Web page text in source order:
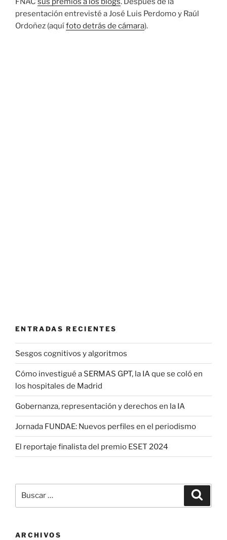
presentación entrevisté a José Luis Perdomo y Raúl
Ordoñez (aquífoto detrás de cámara).
ENTRADAS RECIENTES
Sesgos cognitivos y algoritmos
Cómo investigué a SERMAS GPT, la IA que se coló en
los hospitales de Madrid
Gobernanza, representación y derechos en la IA
Jornada FUNDAE: Nuevos perfiles en el periodismo
El reportaje finalista del premio ESET 2024
por:
ARCHIVOS